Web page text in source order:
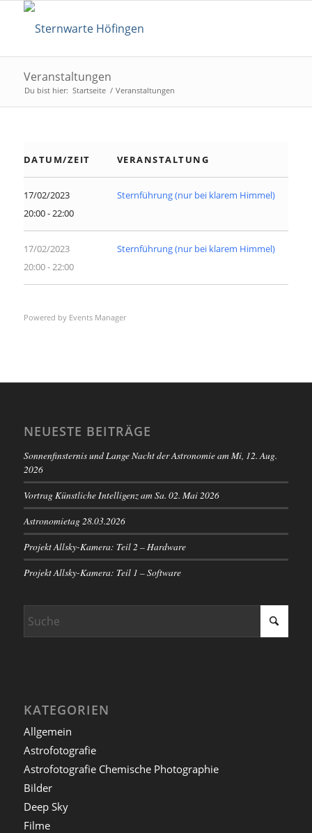
Veranstaltungen
Du bist hier: Startseite / Veranstaltungen
DATUM/ZEIT VERANSTALTUNG
17/02/2023
20:00 - 22:00
Sternführung (nur bei klarem Himmel)
17/02/2023
20:00 - 22:00
Sternführung (nur bei klarem Himmel)
Powered by Events Manager
NEUESTE BEITRÄGE
Sonnenfinsternis und Lange Nacht der Astronomie am Mi, 12. Aug.
2026
Vortrag Künstliche Intelligenz am Sa. 02. Mai 2026
Astronomietag 28.03.2026
Projekt Allsky-Kamera: Teil 2 – Hardware
Projekt Allsky-Kamera: Teil 1 – Software
KATEGORIEN
Allgemein
Astrofotografie
Astrofotografie Chemische Photographie
Bilder
Deep Sky
Filme